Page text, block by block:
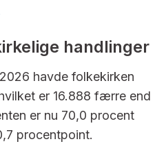
handlinger
havde folkekirken
er 16.888 færre end
er nu 70,0 procent
procentpoint.